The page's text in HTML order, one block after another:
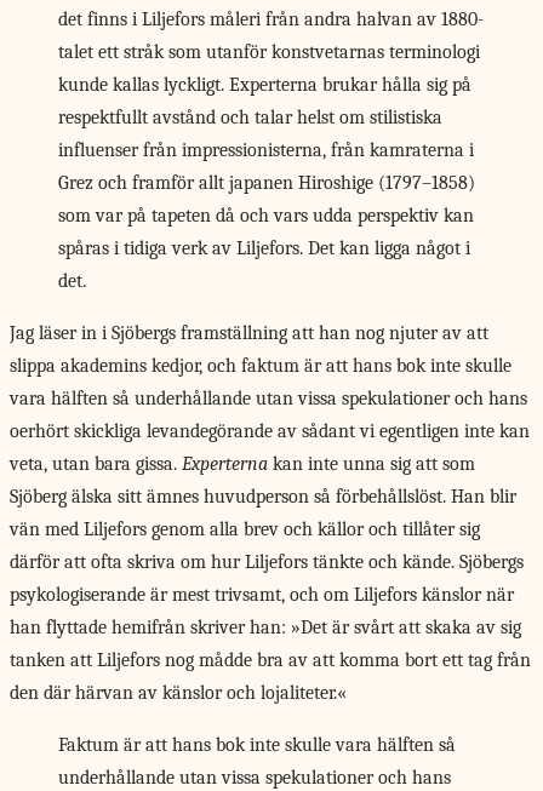
det finns i Liljefors måleri från andra halvan av 1880-
talet ett stråk som utanför konstvetarnas terminologi
kunde kallas lyckligt. Experterna brukar hålla sig på
respektfullt avstånd och talar helst om stilistiska
influenser från impressionisterna, från kamraterna i
Grez och framför allt japanen Hiroshige (1797–1858)
som var på tapeten då och vars udda perspektiv kan
spåras i tidiga verk av Liljefors. Det kan ligga något i
det.
Jag läser in i Sjöbergs framställning att han nog njuter av att
slippa akademins kedjor, och faktum är att hans bok inte skulle
vara hälften så underhållande utan vissa spekulationer och hans
oerhört skickliga levandegörande av sådant vi egentligen inte kan
veta, utan bara gissa. Experterna kan inte unna sig att som
Sjöberg älska sitt ämnes huvudperson så förbehållslöst. Han blir
vän med Liljefors genom alla brev och källor och tillåter sig
därför att ofta skriva om hur Liljefors tänkte och kände. Sjöbergs
psykologiserande är mest trivsamt, och om Liljefors känslor när
han flyttade hemifrån skriver han: »Det är svårt att skaka av sig
tanken att Liljefors nog mådde bra av att komma bort ett tag från
den där härvan av känslor och lojaliteter.«
Faktum är att hans bok inte skulle vara hälften så
underhållande utan vissa spekulationer och hans